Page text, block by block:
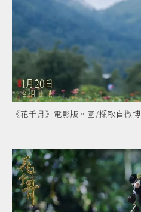
《花千骨》電影版。圖/擷取自微博